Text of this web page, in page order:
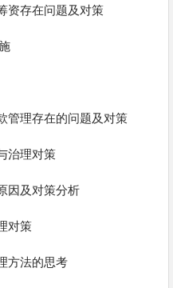
资存在问题及对策
管理存在的问题及对策
治理对策
因及对策分析
对策
方法的思考